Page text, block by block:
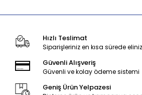
Hızlı Teslimat
Siparişleriniz en kısa sürede
Güvenli Alışveriş
Güvenli ve kolay ödeme sistemi
Geniş Ürün Yelpazesi